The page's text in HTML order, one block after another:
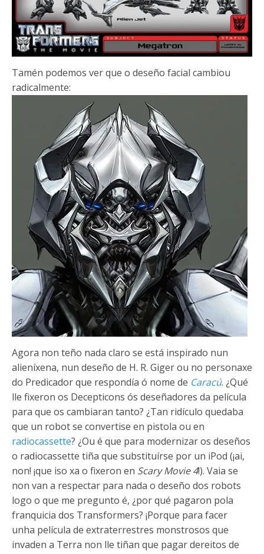
Tamén podemos ver que o deseño facial cambiou
radicalmente:
Agora non teño nada claro se está inspirado nun
alieníxena, nun deseño de H. R. Giger ou no personaxe
do Predicador que respondía ó nome de Caracú. ¿Qué
lle fixeron os Decepticons ós deseñadores da película
para que os cambiaran tanto? ¿Tan ridículo quedaba
que un robot se convertise en pistola ou en
radiocassette? ¿Ou é que para modernizar os deseños
o radiocassette tiña que substituírse por un iPod (¡ai,
non! ¡que iso xa o fixeron en Scary Movie 4!). Vaia se
non van a respectar para nada o deseño dos robots
logo o que me pregunto é, ¿por qué pagaron pola
franquicia dos Transformers? ¡Porque para facer
unha película de extraterrestres monstrosos que
invaden a Terra non lle tiñan que pagar dereitos de